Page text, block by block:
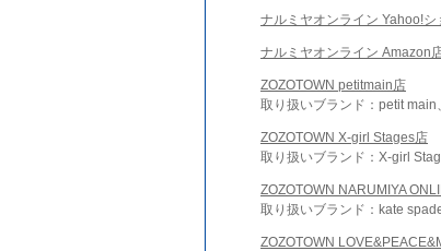
ナルミヤオンライン Yahoo!シ
ナルミヤオンライン Amazon
ZOZOTOWN petitmain店
取り扱いブランド：petit
ZOZOTOWN X-girl Stages店
取り扱いブランド：X-girl
ZOZOTOWN NARUMIYA
取り扱いブランド：kate
ZOZOTOWN